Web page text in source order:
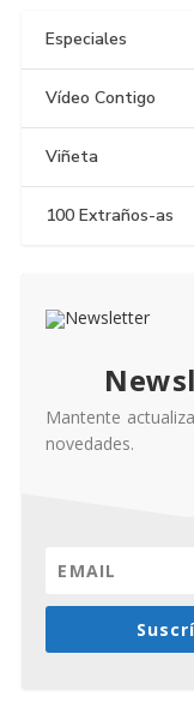
Especiales
Vídeo Contigo
Viñeta
100 Extraños-as
Mantente
novedades.